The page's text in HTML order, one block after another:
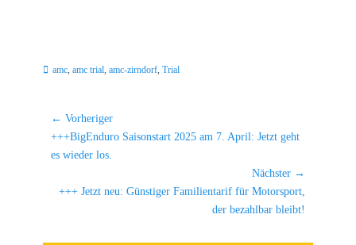
Schlagworte
amc amc trial amc-zirndorf Trial
Beitragsnavigation
← Vorheriger
Vorheriger
Beitrag:
+++BigEnduro Saisonstart 2025 am 7. April: Jetzt geht
es wieder los.
Nächster →
Nächster
+++ Jetzt neu: Günstiger Familientarif für Motorsport,
der bezahlbar bleibt!